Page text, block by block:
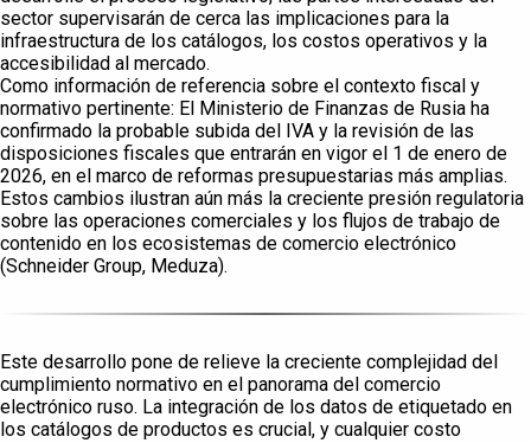
sector supervisarán de cerca las implicaciones para la
infraestructura de los catálogos, los costos operativos y la
accesibilidad al mercado.
Como información de referencia sobre el contexto fiscal y
normativo pertinente: El Ministerio de Finanzas de Rusia ha
confirmado la probable subida del IVA y la revisión de las
disposiciones fiscales que entrarán en vigor el 1 de enero de
2026, en el marco de reformas presupuestarias más amplias.
Estos cambios ilustran aún más la creciente presión regulatoria
sobre las operaciones comerciales y los flujos de trabajo de
contenido en los ecosistemas de comercio electrónico
(Schneider Group, Meduza).
Este desarrollo pone de relieve la creciente complejidad del
cumplimiento normativo en el panorama del comercio
electrónico ruso. La integración de los datos de etiquetado en
los catálogos de productos es crucial, y cualquier costo